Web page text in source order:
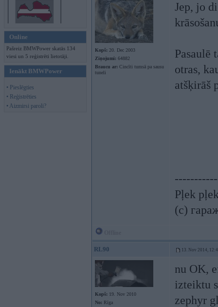
Online
Pašreiz BMWPower skatās 134
viesi un 5 reģistrēti lietotāji.
Ienākt BMWPower
• Pieslēgties
• Reģistrēties
• Aizmirsi paroli?
Kopš: 20. Dec 2003
Ziņojumi: 64882
Braucu ar: Cincīti tumsā pa sausu
tuneli
Jep, jo
Pasaulē
otras,
atšķirāš
Pļek
(c)
RL90 13. Nov 2014,
Kopš: 19. Nov 2010
No: Rīga
nu OK,
izteiktu
zephyr